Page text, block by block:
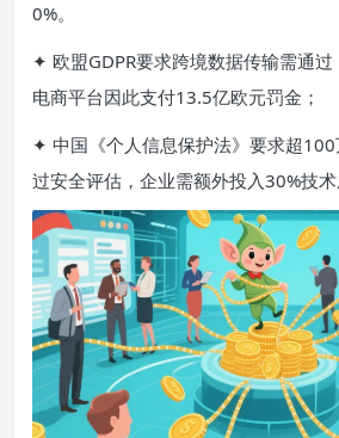
0%。
✦ 欧盟GDPR要求跨境数据传输需通
电商平台因此支付13.5亿欧元罚金；
✦ 中国《个人信息保护法》要求超
过安全评估，企业需额外投入30%技术